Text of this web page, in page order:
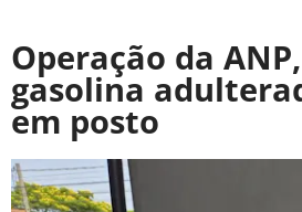
Operação da
gasolina
em posto